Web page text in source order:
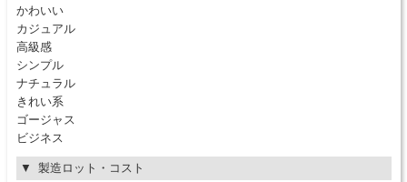
かわいい
カジュアル
高級感
シンプル
ナチュラル
きれい系
ゴージャス
ビジネス
製造ロット・コスト